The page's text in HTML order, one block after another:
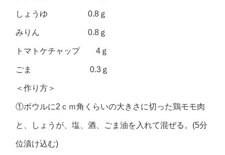
しょうゆ 0.8ｇ
みりん 0.8ｇ
トマトケチャップ 4ｇ
ごま 0.3ｇ
＜作り方＞
①ボウルに2ｃｍ角くらいの大きさに切った鶏モモ肉
と、しょうが、塩、酒、ごま油を入れて混ぜる。(5分
位漬け込む)